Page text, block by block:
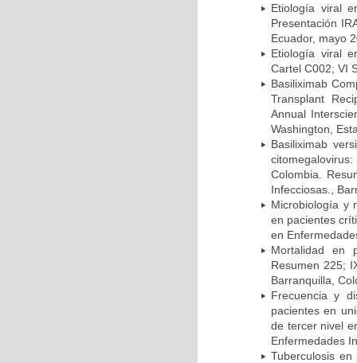
Etiología viral
Presentación
Ecuador, mayo
Etiología viral
Cartel C002; VI
Basiliximab
Transplant
Annual
Washington,
Basiliximab
Colombia.
Infecciosas.,
Microbiología y
en pacientes
en
Mortalidad en
Resumen 225;
Barranquilla,
Frecuencia y
pacientes en
de tercer nivel
Enfermedades
Tuberculosis